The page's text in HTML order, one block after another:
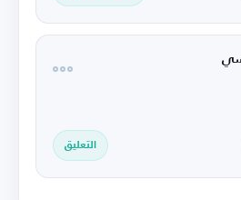
التعليق